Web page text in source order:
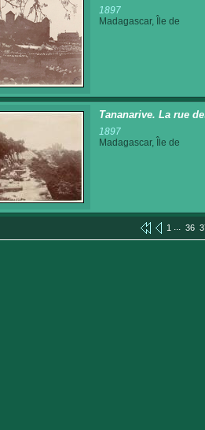
1897
Madagascar, Île de
Tananarive. La rue
1897
Madagascar, Île de
1 ... 36